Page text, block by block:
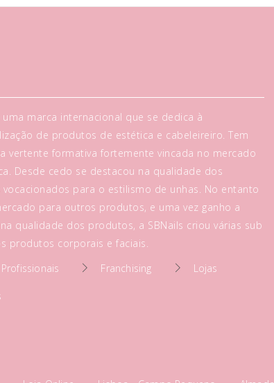
uma marca internacional que se dedica à
de produtos de estética e cabeleireiro. Tem
vertente formativa fortemente vincada no mercado
Desde cedo se destacou na qualidade dos
para o estilismo de unhas. No entanto
para outros produtos, e uma vez ganho a
qualidade dos produtos, a SBNails criou várias sub
produtos corporais e faciais.
Profissionais Franchising Lojas